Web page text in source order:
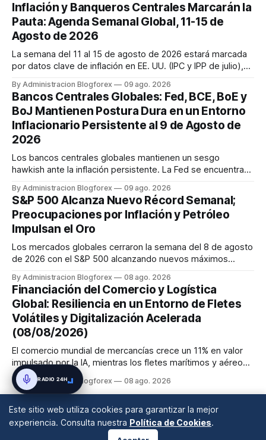
Inflación y Banqueros Centrales Marcarán la
Pauta: Agenda Semanal Global, 11-15 de
Agosto de 2026
La semana del 11 al 15 de agosto de 2026 estará marcada
por datos clave de inflación en EE. UU. (IPC y IPP de julio),
decisión de tipos del RBA y la estimación del PIB del Reino
Unido. Los mercados cierran la semana con un sentimiento
mixto, ...
By Administracion Blogforex 09 ago. 2026
Bancos Centrales Globales: Fed, BCE, BoE y
BoJ Mantienen Postura Dura en un Entorno
Inflacionario Persistente al 9 de Agosto de
2026
Los bancos centrales globales mantienen un sesgo
hawkish ante la inflación persistente. La Fed se encuentra
también se inclina hacia una subida de tasas en septiembre.
El Banco de Inglaterra mantiene su tasa, pero con un comité
dividido ...
By Administracion Blogforex 09 ago. 2026
S&P 500 Alcanza Nuevo Récord Semanal;
Preocupaciones por Inflación y Petróleo
Impulsan el Oro
Los mercados globales cerraron la semana del 8 de agosto
de 2026 con el S&P 500 alcanzando nuevos máximos
renta fija vio una caída en los rendimientos del Tesoro de
EE. UU. tras un informe de empleo más débil. El petróleo se
mantuvo al ...
By Administracion Blogforex 08 ago. 2026
Financiación del Comercio y Logística
Global: Resiliencia en un Entorno de Fletes
Volátiles y Digitalización Acelerada
(08/08/2026)
El comercio mundial de mercancías crece un 11% en valor
impulsado por la IA, mientras los fletes marítimos y aéreos
mantienen su volatilidad y precios elevados por
disrupciones geopolíticas y congestión. La financiación del
y el mercado...
By Administracion Blogforex 08 ago. 2026
Este sitio web utiliza cookies para garantizar la mejor
experiencia. Consulta nuestra Política de Cookies.
RADIO 24H